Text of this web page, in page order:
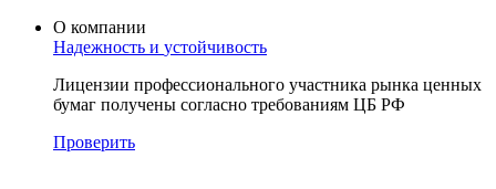
О компании
Надежность и устойчивость
Лицензии профессионального участника рынка ценных
бумаг получены согласно требованиям ЦБ РФ
Проверить